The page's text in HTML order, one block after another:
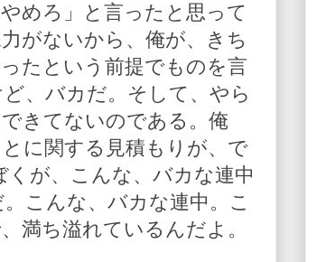
めろ」と言ったと思って
がないから、俺が、きち
たという前提でものを言
、バカだ。そして、やら
きてないのである。俺
に関する見積もりが、で
が、こんな、バカな連中
こんな、バカな連中。こ
満ち溢れているんだよ。